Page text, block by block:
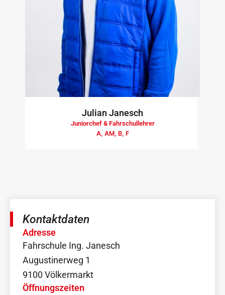
Julian Janesch
Juniorchef & Fahrschullehrer
A, AM, B, F
Kontaktdaten
Adresse
Fahrschule Ing. Janesch
Augustinerweg 1
9100 Völkermarkt
Öffnungszeiten